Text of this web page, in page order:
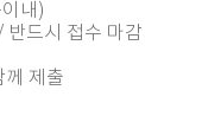
내)
드시 접수 마감
제출